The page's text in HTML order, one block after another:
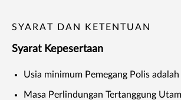
SYARAT DAN KETENTUAN
Syarat Kepesertaan
Usia minimum Pemegang Polis
Masa Perlindungan Tertanggung